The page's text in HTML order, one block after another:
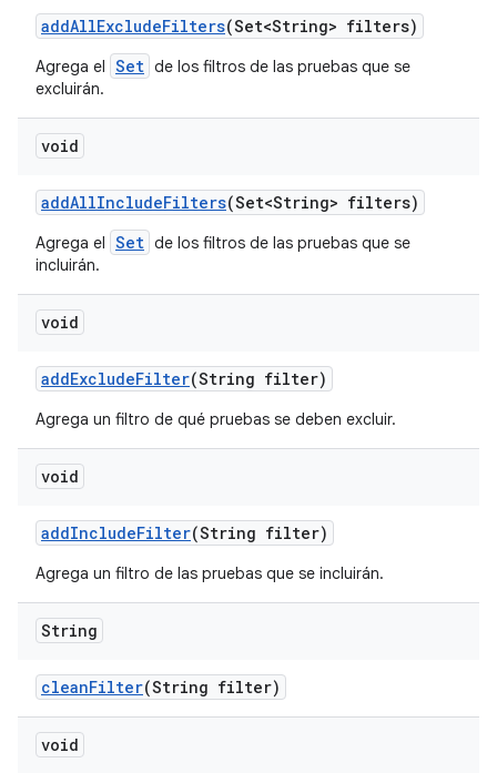
addAllExcludeFilters(Set<String> filters)
Agrega el Set de los filtros de las pruebas que se
excluirán.
void
addAllIncludeFilters(Set<String> filters)
Agrega el Set de los filtros de las pruebas que se
incluirán.
void
addExcludeFilter(String filter)
Agrega un filtro de qué pruebas se deben excluir.
void
addIncludeFilter(String filter)
Agrega un filtro de las pruebas que se incluirán.
String
cleanFilter(String filter)
void